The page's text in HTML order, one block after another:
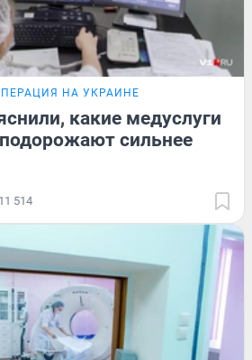
НА УКРАИНЕ
какие медуслуги
сильнее
11 514